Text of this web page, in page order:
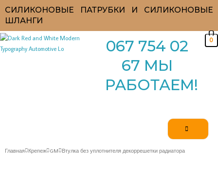
СИЛИКОНОВЫЕ ПАТРУБКИ И СИЛИКОНОВЫЕ
ШЛАНГИ
067 754 02
67 МЫ
РАБОТАЕМ!
0
Главная Крепеж GM Втулка без уплотнителя декоррешетки радиатора